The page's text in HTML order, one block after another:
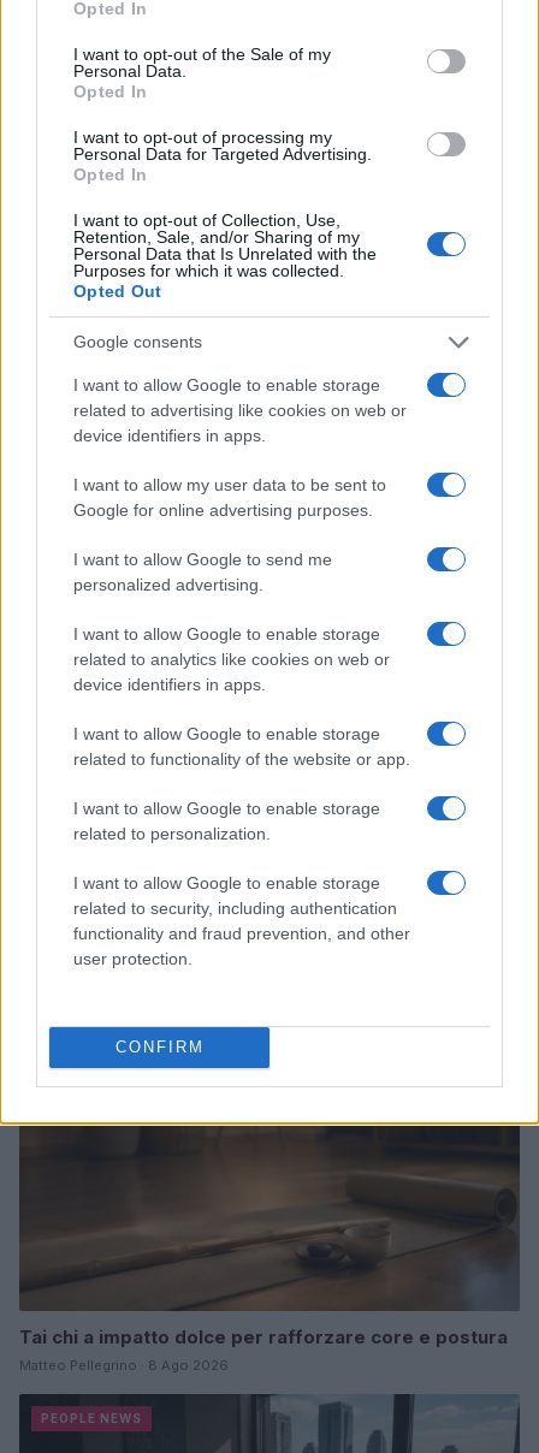
use your data for below specified purposes in below Google
consent section.
Opted In
I want to opt-out of the Sale of my
Personal Data.
Opted In
I want to opt-out of processing my
Personal Data for Targeted Advertising.
Opted In
I want to opt-out of Collection, Use,
Retention, Sale, and/or Sharing of my
Personal Data that Is Unrelated with the
Purposes for which it was collected.
Opted Out
Google consents
I want to allow Google to enable storage
related to advertising like cookies on web or
device identifiers in apps.
I want to allow my user data to be sent to
Google for online advertising purposes.
I want to allow Google to send me
personalized advertising.
I want to allow Google to enable storage
related to analytics like cookies on web or
device identifiers in apps.
I want to allow Google to enable storage
related to functionality of the website or app.
I want to allow Google to enable storage
related to personalization.
I want to allow Google to enable storage
related to security, including authentication
functionality and fraud prevention, and other
user protection.
CONFIRM
AUTORE
Ilaria Galli
caso amministrativo triestino dopo accessi agli
atti al Municipio, sostenendo la linea editoriale
di rigore documentale. Editor di redazione, ha
un tratto unico: colleziona verbali storici del
Porto Vecchio.
Continua a leggere
Tai chi a impatto dolce per rafforzare core e postura
Matteo Pellegrino · 8 Ago 2026
PEOPLE NEWS